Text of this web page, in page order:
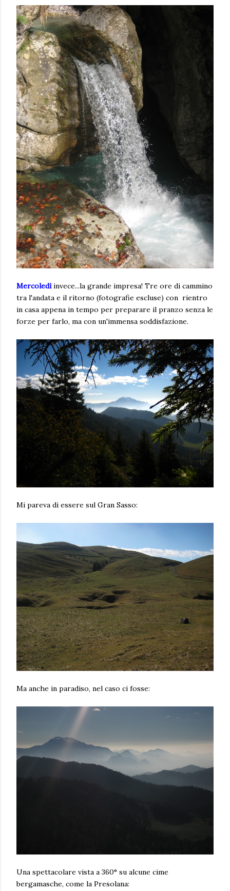
Mercoledìinvece...la grande impresa! Tre ore di cammino
tra l'andata e il ritorno (fotografie escluse) con rientro
in casa appena in tempo per preparare il pranzo senza le
forze per farlo, ma con un'immensa soddisfazione.
Mi pareva di essere sul Gran Sasso:
Ma anche in paradiso, nel caso ci fosse:
Una spettacolare vista a 360° su alcune cime
bergamasche, come la Presolana: